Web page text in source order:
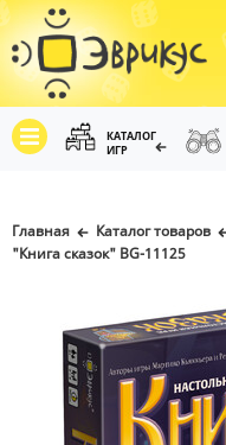
КАТАЛОГ
ИГР
Главная Каталог товаров
"Книга сказок" BG-11125